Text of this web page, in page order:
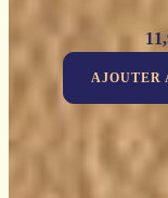
AJOUTER